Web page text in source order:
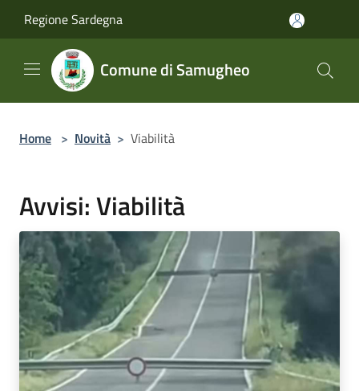
Regione Sardegna
Comune di Samugheo
Home > Novità > Viabilità
Avvisi: Viabilità